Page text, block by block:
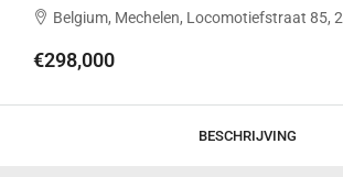
Belgium, Mechelen, Locomotiefstraat 85, 2800 Mechelen, Belgium,
€298,000
BESCHRIJVING